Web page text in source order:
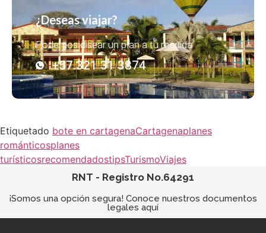
¿Deseas viajar?
Podemos disear un plan a tu medida
+57 321 31 3874
Etiquetado bote en cartagenaCartagenaplanes
románticosplanes
turísticosrecomendadostipsTurismoViajes
RNT - Registro No.64291
¡Somos una opción segura! Conoce nuestros documentos
legales aquí